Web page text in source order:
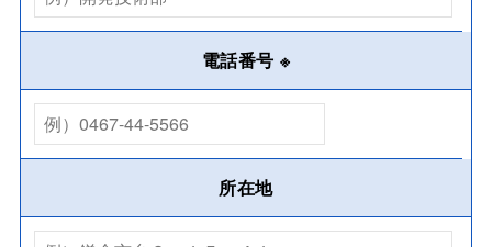
電話番号 ※
所在地